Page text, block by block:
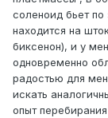
соленоид бьет
находится на
биксенон), и у
одновременно
радостью для
искать
опыт